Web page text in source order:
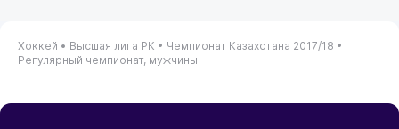
Хоккей • Высшая лига РК • Чемпионат Казахстана 2017/18 •
Регулярный чемпионат, мужчины